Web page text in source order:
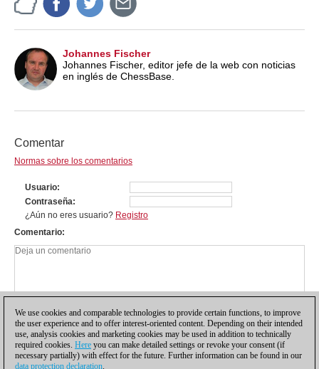
Johannes Fischer
Johannes Fischer, editor jefe de la web con noticias
en inglés de ChessBase.
Comentar
Normas sobre los comentarios
Usuario
Contraseña
¿Aún no eres usuario? Registro
Comentario
We use cookies and comparable technologies to provide certain functions, to improve
the user experience and to offer interest-oriented content. Depending on their intended
use, analysis cookies and marketing cookies may be used in addition to technically
required cookies. Here you can make detailed settings or revoke your consent (if
necessary partially) with effect for the future. Further information can be found in our
data protection declaration.